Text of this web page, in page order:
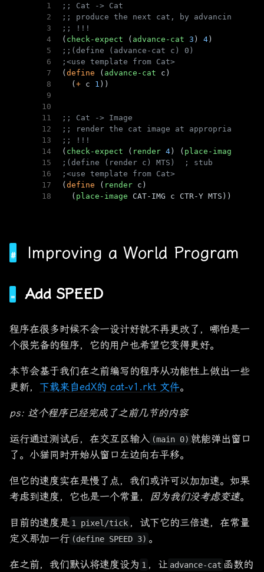
1
2
3
4
5
6
7
8
9
10
11
12
13
14
15
16
17
18
;; Cat -> Cat
;; produce the next cat, by advancing it
;; !!!
( check-expect ( advance-cat 3 ) 4 )
;;(define (advance-cat c) 0)
;<use template from Cat>
(define ( advance-cat c)
  (
+ c 1 ))
;; Cat -> Image
;; render the cat image at appropriate
;; !!!
( check-expect ( render 4 ) ( place-image
;(define (render c) MTS)  ; stub
;<use template from Cat>
(define ( render c)
  (
place-image CAT-IMG c CTR-Y MTS))
Improving a World Program
Add SPEED
程序在很多时候不会一设计好就不再更改了，哪怕是一
个很完备的程序，它的用户也希望它变得更好。
本节会基于我们在之前编写的程序从功能性上做出一些
更新， 下载来自edX的 cat-v1.rkt 文件。
ps: 这个程序已经完成了之前几节的内容
运行通过测试后，在交互区输入 (main 0) 就能弹出窗口
了。小猫同时开始从窗口左边向右平移。
但它的速度实在是慢了点，我们或许可以加加速。如果
考虑到速度，它也是一个常量， 因为我们没考虑变速。
目前的速度是 1 pixel/tick ，试下它的三倍速，在常量
定义那加一行 (define SPEED 3) 。
在之前，我们默认将速度设为 1 ，让 advance-cat 函数的